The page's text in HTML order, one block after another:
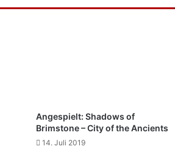
Angespielt: Shadows of
Brimstone – City of the Ancients
14. Juli 2019